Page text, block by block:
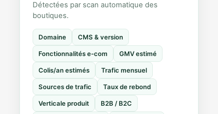
Détectées par scan automatique des
boutiques.
Domaine CMS & version
Fonctionnalités e-com GMV estimé
Colis/an estimés Trafic mensuel
Sources de trafic Taux de rebond
Verticale produit B2B / B2C